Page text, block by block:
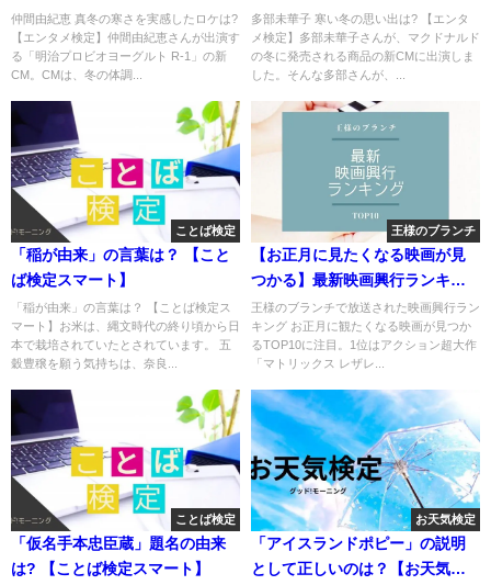
仲間由紀恵 真冬の寒さを実感したロケは?
【エンタメ検定】仲間由紀恵さんが出演す
る「明治プロビオヨーグルト R-1」の新
CM。CMは、冬の体調...
多部未華子 寒い冬の思い出は? 【エンタ
メ検定】多部未華子さんが、マクドナルド
の冬に発売される商品の新CMに出演しま
した。そんな多部さんが、...
ことば検定
「稲が由来」の言葉は？ 【こと
ば検定スマート】
「稲が由来」の言葉は？ 【ことば検定ス
マート】お米は、縄文時代の終り頃から日
本で栽培されていたとされています。 五
穀豊穣を願う気持ちは、奈良...
王様のブランチ
【お正月に見たくなる映画が見
つかる】最新映画興行ランキン
グ
王様のブランチで放送された映画興行ラン
キング お正月に観たくなる映画が見つか
るTOP10に注目。1位はアクション超大作
「マトリックス レザレ...
ことば検定
「仮名手本忠臣蔵」題名の由来
は? 【ことば検定スマート】
お天気検定
「アイスランドポピー」の説明
として正しいのは？【お天気検